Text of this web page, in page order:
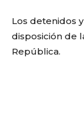
Los detenidos
disposición de
República.